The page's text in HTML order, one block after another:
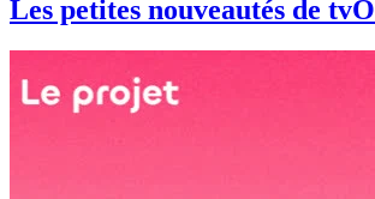
Les petites nouveautés de